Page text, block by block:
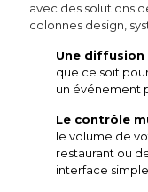
avec des solutions
colonnes design,
Une diffusion
que ce soit
un événement
Le contrôle
le volume de
restaurant ou
interface